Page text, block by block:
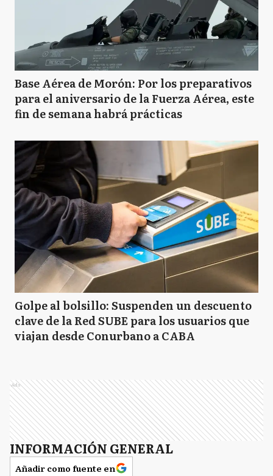
Base Aérea de Morón: Por los preparativos
para el aniversario de la Fuerza Aérea, este
fin de semana habrá prácticas
Golpe al bolsillo: Suspenden un descuento
clave de la Red SUBE para los usuarios que
viajan desde Conurbano a CABA
Ads
INFORMACIÓN GENERAL
Añadir como fuente en